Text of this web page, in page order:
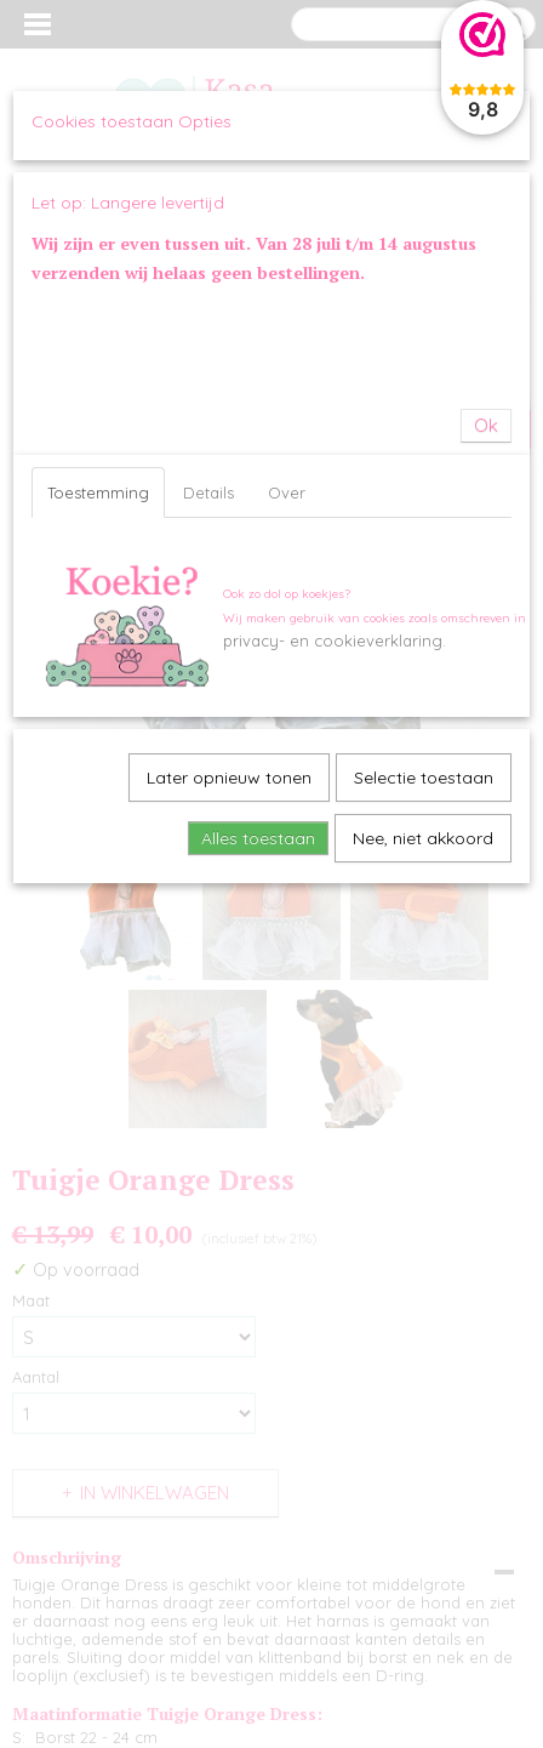
9,8
Inloggen
Home>WANDELEN>TUIGJES>Tuigje Orange Dress
Tuigje Orange Dress
€ 13,99 € 10,00 (inclusief btw 21%)
✓ Op voorraad
Maat
Aantal
IN WINKELWAGEN
Omschrijving
Tuigje Orange Dress is geschikt voor kleine tot middelgrote
honden. Dit harnas draagt zeer comfortabel voor de hond en ziet
er daarnaast nog eens erg leuk uit. Het harnas is gemaakt van
luchtige, ademende stof en bevat daarnaast kanten details en
parels. Sluiting door middel van klittenband bij borst en nek en de
looplijn (exclusief) is te bevestigen middels een D-ring.
Maatinformatie Tuigje Orange Dress:
S: Borst 22 - 24 cm
Cookies toestaan Opties
Let op: Langere levertijd
Wij zijn er even tussen uit. Van 28 juli t/m 14 augustus
verzenden wij helaas geen bestellingen.
Ok
Toestemming Details Over
Ook zo dol op koekjes?
Wij maken gebruik van cookies zoals omschreven in
privacy- en cookieverklaring.
Later opnieuw tonen Selectie toestaan
Alles toestaan Nee, niet akkoord